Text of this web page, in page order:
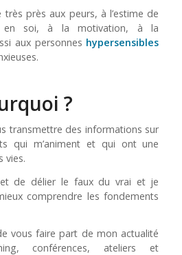
très près aux peurs, à l’estime de
en soi, à la motivation, à la
aux personnes hypersensibles
?
transmettre des informations sur
qui m’animent et qui ont une
vies.
de délier le faux du vrai et je
comprendre les fondements
vous faire part de mon actualité
conférences, ateliers et